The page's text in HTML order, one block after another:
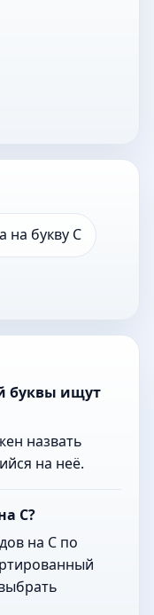
на букву С
буквы ищут
назвать
на неё.
С?
на С по